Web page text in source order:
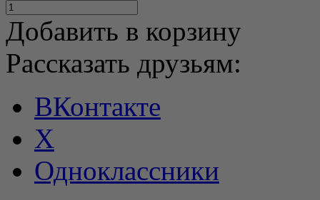
Добавить в корзину
Рассказать друзьям:
ВКонтакте
X
Одноклассники